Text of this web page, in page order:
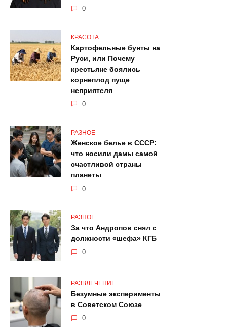
0
КРАСОТА
Картофельные бунты на
Руси, или Почему
крестьяне боялись
корнеплод пуще
неприятеля
0
РАЗНОЕ
Женское белье в СССР:
что носили дамы самой
счастливой страны
планеты
0
РАЗНОЕ
За что Андропов снял с
должности «шефа» КГБ
0
РАЗВЛЕЧЕНИЕ
Безумные эксперименты
в Советском Союзе
0